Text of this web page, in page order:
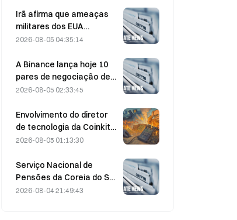
IA — e os resultados
financeiros podem validar
a tese de crescimento?
Irã afirma que ameaças
militares dos EUA
atrasam acordo com Omã
em 5 de agosto
2026-08-05 04:35:14
A Binance lança hoje 10
pares de negociação de
bStocks às 20:00 (UTC+8),
para makers.
2026-08-05 02:33:45
Envolvimento do diretor
de tecnologia da Coinkite
em incidente envolvendo
Coldcard desencadeia
quatro ondas de ataques,
com perdas de US$ 114
2026-08-05 01:13:30
Serviço Nacional de
Pensões da Coreia do Sul
migra para ações mais
2026-08-04 21:49:43